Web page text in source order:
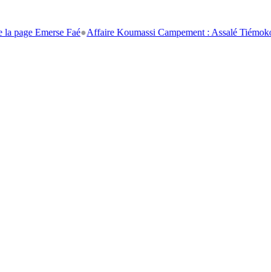
Faé●Affaire Koumassi Campement : Assalé Tiémoko et